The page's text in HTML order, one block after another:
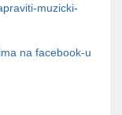
muzicki-
na facebook-u